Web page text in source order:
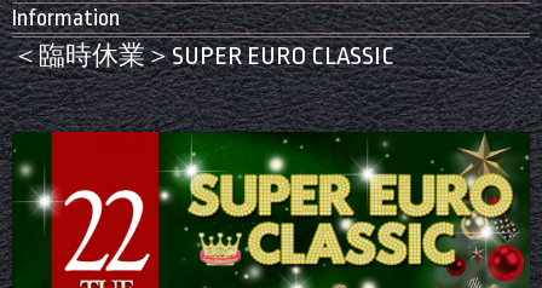
Information
＜臨時休業＞SUPER EURO CLASSIC